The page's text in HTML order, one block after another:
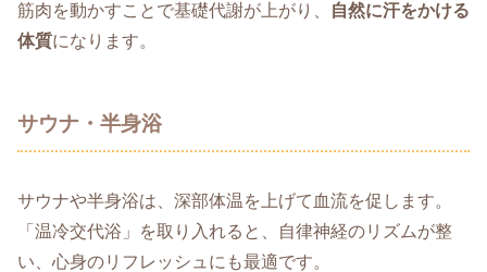
筋肉を動かすことで基礎代謝が上がり、
自然に汗をかける
体質になります。
サウナ・半身浴
サウナや半身浴は、深部体温を上げて血流を促します。
「温冷交代浴」を取り入れると、自律神経のリズムが整
い、心身のリフレッシュにも最適です。